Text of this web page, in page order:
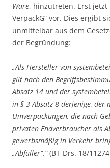
Ware, hinzutreten. Erst jetzt
VerpackG“ vor. Dies ergibt
unmittelbar aus dem
der Begründung:
„Als Hersteller von
gilt nach den
Absatz 14 und der
in § 3 Absatz 8 derjenige, der
Umverpackungen, die nach
privaten Endverbraucher als
gewerbsmäßig in Verkehr
„Abfüller“.“(BT-Drs. 18/